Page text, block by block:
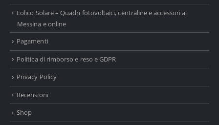
Eolico Solare – Quadri fotovoltaici, centraline e accessori a
Messina e online
Pagamenti
Politica di rimborso e reso e GDPR
Privacy Policy
Recensioni
Shop